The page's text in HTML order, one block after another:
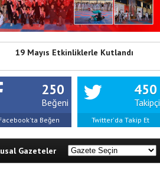
19 Mayıs Etkinliklerle Kutlandı
250
Beğeni
Beğen
450
Takipçi
Twitter'da Takip Et
Gazeteler